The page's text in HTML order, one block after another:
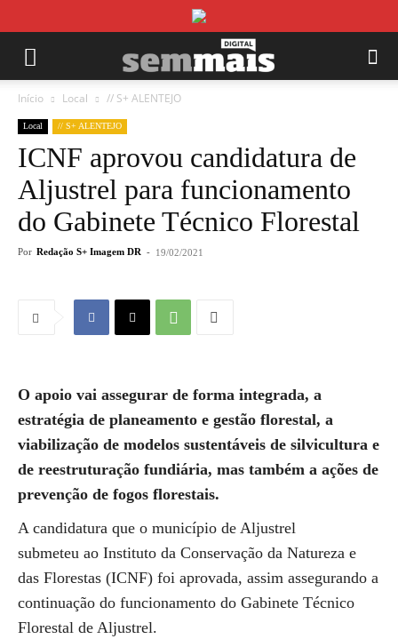
Início Local // S+ ALENTEJO
Local // S+ ALENTEJO
ICNF aprovou candidatura de
Aljustrel para funcionamento
do Gabinete Técnico Florestal
Por Redação S+ Imagem DR - 19/02/2021
O apoio vai assegurar de forma integrada, a
estratégia de planeamento e gestão florestal, a
viabilização de modelos sustentáveis de silvicultura e
de reestruturação fundiária, mas também a ações de
prevenção de fogos florestais.
A candidatura que o município de Aljustrel
submeteu ao Instituto da Conservação da Natureza e
das Florestas (ICNF) foi aprovada, assim assegurando a
continuação do funcionamento do Gabinete Técnico
Florestal de Aljustrel.